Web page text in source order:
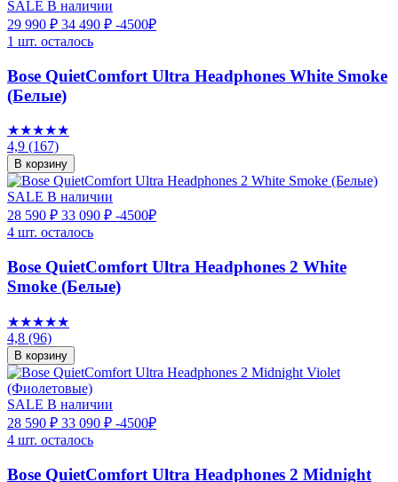
SALE В наличии
29 990 ₽ 34 490 ₽ -4500₽
1 шт. осталось
Bose QuietComfort Ultra Headphones White Smoke
(Белые)
★★★★★
4,9 (167)
В корзину
SALE В наличии
28 590 ₽ 33 090 ₽ -4500₽
4 шт. осталось
Bose QuietComfort Ultra Headphones 2 White
Smoke (Белые)
★★★★★
4,8 (96)
В корзину
SALE В наличии
28 590 ₽ 33 090 ₽ -4500₽
4 шт. осталось
Bose QuietComfort Ultra Headphones 2 Midnight